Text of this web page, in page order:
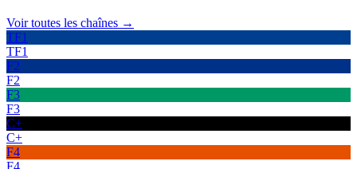
Voir toutes les chaînes →
TF1
TF1
F2
F2
F3
F3
C+
C+
F4
F4